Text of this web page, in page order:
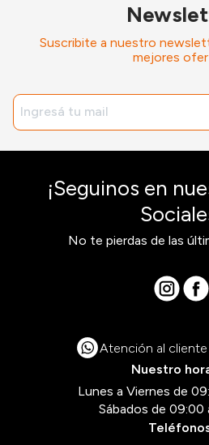
Suscribite a nuestro
mejores
¡Seguinos en
No te pierdas de las
Atención al
Nuestro
Lunes a Viernes de
Sábados de 09:00